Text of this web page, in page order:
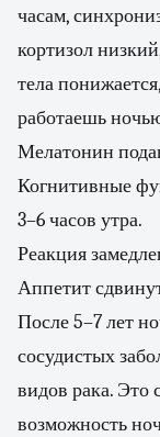
часам,
кортизол
тела
работаешь
Мелатонин
Когнитивные
3–6 часов утра.
Реакция
Аппетит
После 5–7 лет
сосудистых
видов рака. Это
возможность